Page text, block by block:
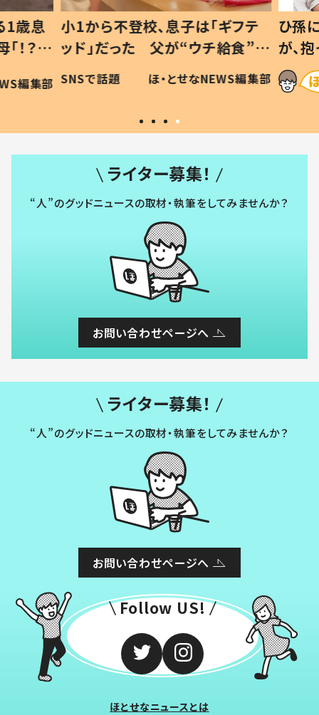
歳息
？」
編集部
小1から不登校、息子は「ギフテ
ッド」だった 父が“ウチ給食”を
作り続ける理由とは #令和の親
#令和の子
SNSで話題 ほ・とせなNEWS編集部
ひ孫
が、
「涙
い」
ライター募集！
“人”のグッドニュースの取材・執筆をしてみませんか？
お問い合わせページへ
ライター募集！
“人”のグッドニュースの取材・執筆をしてみませんか？
お問い合わせページへ
Follow US!
ほとせなニュースとは